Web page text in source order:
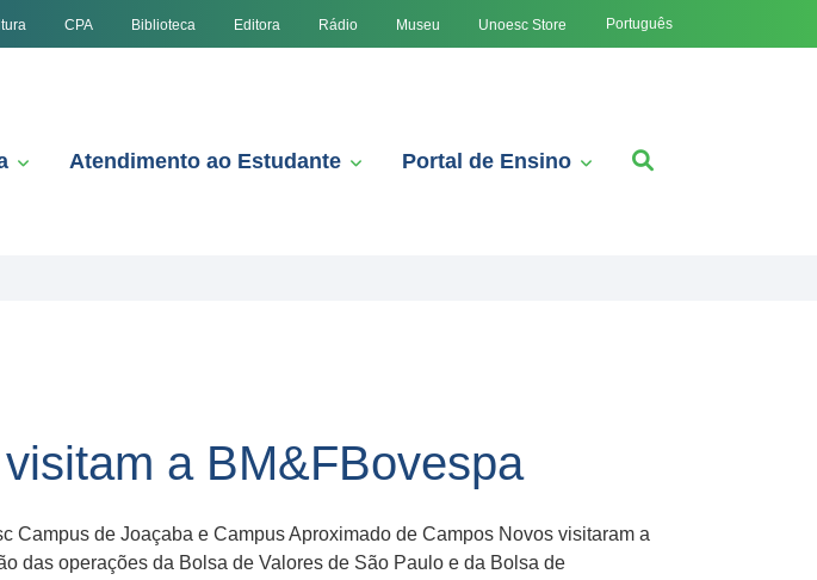
CPA Biblioteca Editora Rádio Museu Unoesc Store Português
Atendimento ao Estudante Portal de Ensino
a BM&FBovespa
Campus de Joaçaba e Campus Aproximado de Campos Novos visitaram a
das operações da Bolsa de Valores de São Paulo e da Bolsa de